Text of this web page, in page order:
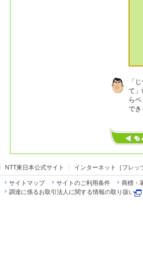
「
て」
ら
でき
NTT東日本公式サイト インターネット［フレッ
サイトマップ サイトのご利用条件 商標・
調達に係るお取引法人に関する情報の取り扱い